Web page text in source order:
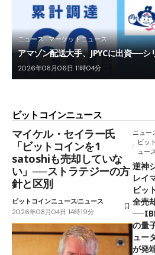
ニュース マーケットニュース
アマゾン配送大手、JPYCに出資──シ
2026年08月06日 11時04分
ビットコインニュース
マイケル・セイラー氏
「ビットコインを1
satoshiも売却していな
い」──ストラテジーの方
針と区別
ビットコインニュースニュース
2026年08月04日 14時19分
ニュー
ビッ
ュー
逆神
レイ
ビッ
全売
の量
ュー
が発